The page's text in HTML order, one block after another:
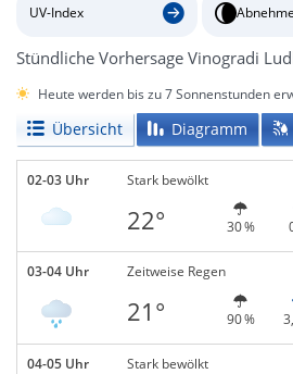
UV-Index
Stündliche Vorhersage Vinogradi
Heute werden bis zu 7 Sonnenstunden
Übersicht Diagramm
02-03 Uhr Stark bewölkt
22° 30 %
03-04 Uhr Zeitweise Regen
21° 90 %
04-05 Uhr Stark bewölkt